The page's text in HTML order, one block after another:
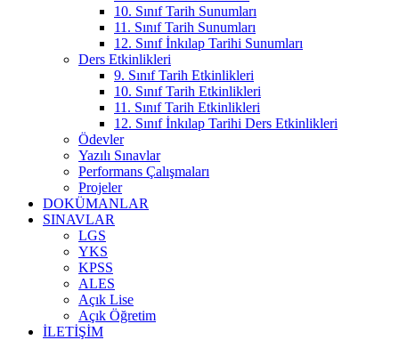
10. Sınıf Tarih Sunumları
11. Sınıf Tarih Sunumları
12. Sınıf İnkılap Tarihi Sunumları
Ders Etkinlikleri
9. Sınıf Tarih Etkinlikleri
10. Sınıf Tarih Etkinlikleri
11. Sınıf Tarih Etkinlikleri
12. Sınıf İnkılap Tarihi Ders Etkinlikleri
Ödevler
Yazılı Sınavlar
Performans Çalışmaları
Projeler
DOKÜMANLAR
SINAVLAR
LGS
YKS
KPSS
ALES
Açık Lise
Açık Öğretim
İLETIŞIM